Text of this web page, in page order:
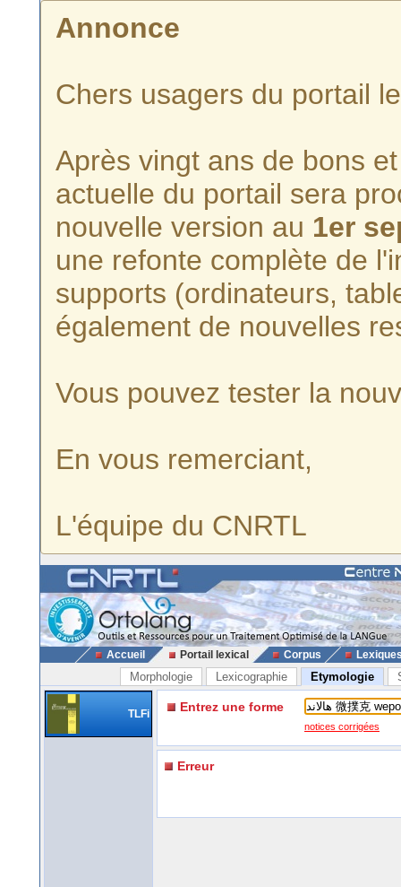
Annonce
Chers usagers du portail
Après vingt ans de bons
actuelle du portail sera
nouvelle version au 1er
une refonte complète de
supports (ordinateurs,
également de nouvelles
Vous pouvez tester la
En vous remerciant,
L'équipe du CNRTL
Accueil Portail lexical Corpus
Morphologie Lexicographie Etymologie
TLFi Entrez une forme
notices corrigées
Erreur